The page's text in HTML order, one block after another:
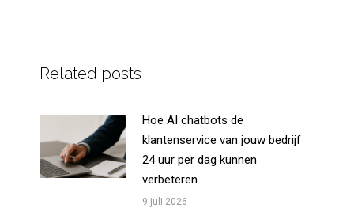
Related posts
Hoe AI chatbots de
klantenservice van jouw bedrijf
24 uur per dag kunnen
verbeteren
9 juli 2026